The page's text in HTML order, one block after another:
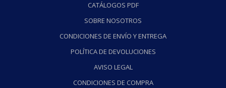
CATÁLOGOS PDF
SOBRE NOSOTROS
CONDICIONES DE ENVÍO Y ENTREGA
POLÍTICA DE DEVOLUCIONES
AVISO LEGAL
CONDICIONES DE COMPRA